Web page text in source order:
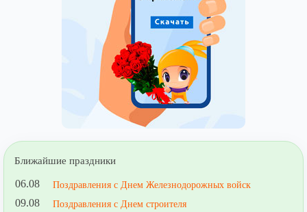
Ближайшие праздники
06.08 Поздравления с Днем Железнодорожных войск
09.08
Поздравления с Днем строителя